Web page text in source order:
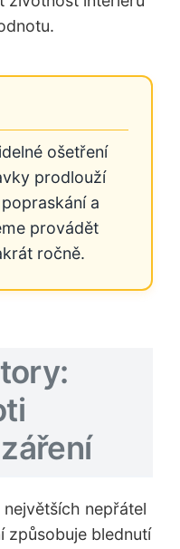
ošetření
prodlouží
a
provádět
ročně.
nepřátel
způsobuje blednutí